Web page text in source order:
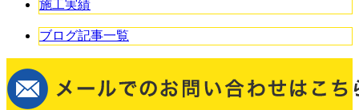
施工実績
ブログ記事一覧